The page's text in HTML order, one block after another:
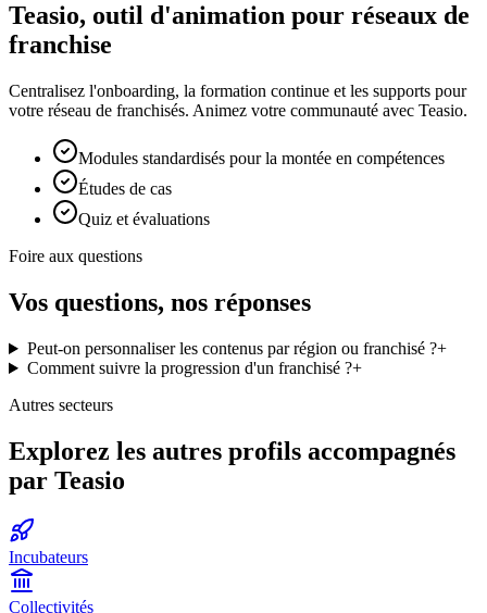
Teasio, outil d'animation pour réseaux de
franchise
Centralisez l'onboarding, la formation continue et les supports pour
votre réseau de franchisés. Animez votre communauté avec Teasio.
Modules standardisés pour la montée en compétences
Études de cas
Quiz et évaluations
Foire aux questions
Vos questions, nos réponses
Peut-on personnaliser les contenus par région ou franchisé ?+
Comment suivre la progression d'un franchisé ?+
Autres secteurs
Explorez les autres profils accompagnés
par Teasio
Incubateurs
Collectivités